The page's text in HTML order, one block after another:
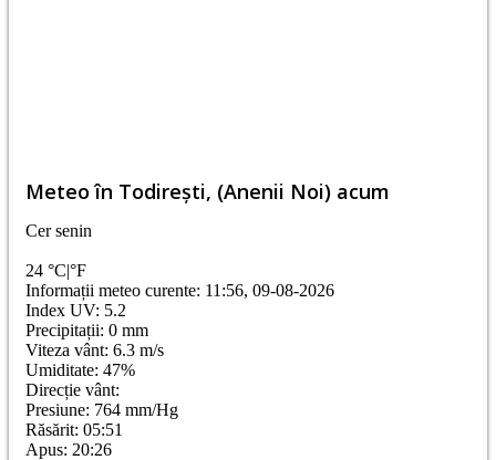
Meteo în Todireşti, (Anenii Noi) acum
Cer senin
24 °C|°F
Informații meteo curente: 11:56, 09-08-2026
Index UV: 5.2
Precipitații: 0 mm
Viteza vânt: 6.3 m/s
Umiditate: 47%
Direcție vânt:
Presiune: 764 mm/Hg
Răsărit: 05:51
Apus: 20:26